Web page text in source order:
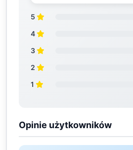
5
4
3
2
1
Opinie użytkowników